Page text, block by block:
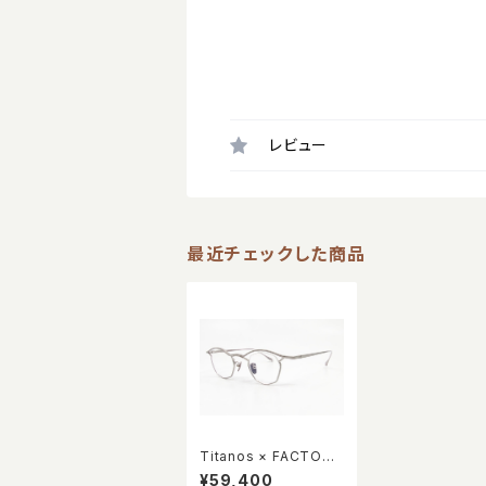
レビュー
最近チェックした商品
Titanos × FACTORY
900 MF-002 col.02
¥59,400